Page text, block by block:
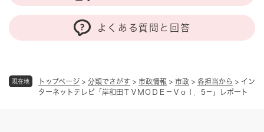
現在地 トップページ > 分類でさがす > 市政情報 > 市政 > 各担当から > イン
ターネットテレビ「岸和田ＴＶＭＯＤＥ－Ｖｏｌ．5－」レポート
よくある質問と回答